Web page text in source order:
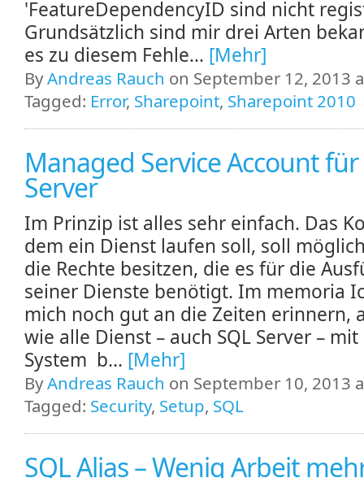
'FeatureDependencyID sind nicht
Grundsätzlich sind mir drei Arten
es zu diesem Fehle... [Mehr]
ByAndreas Rauch on September 12, 2013
Tagged: Error, Sharepoint, Sharepoint 2010
Managed Service Account für
Server
Im Prinzip ist alles sehr einfach. Das
dem ein Dienst laufen soll, soll
die Rechte besitzen, die es für die
seiner Dienste benötigt. Im memoria
mich noch gut an die Zeiten erinnern,
wie alle Dienst – auch SQL Server – mit
System b... [Mehr]
ByAndreas Rauch on September 10, 2013
Tagged: Security, Setup, SQL
SQL Alias – Wenig Arbeit